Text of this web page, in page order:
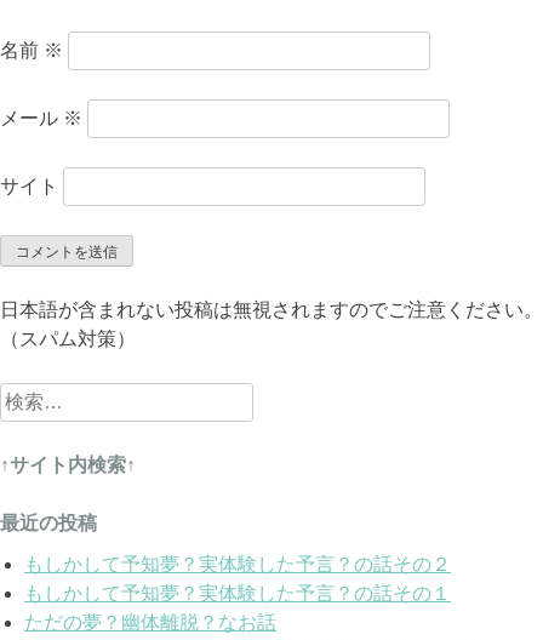
名前 ※
メール ※
サイト
日本語が含まれない投稿は無視されますのでご注意ください。
（スパム対策）
検
索:
↑サイト内検索↑
最近の投稿
もしかして予知夢？実体験した予言？の話その２
もしかして予知夢？実体験した予言？の話その１
ただの夢？幽体離脱？なお話